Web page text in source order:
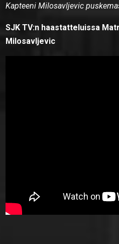
Kapteeni Milosavljevic
SJK TV:n haastatteluissa
Milosavljevic